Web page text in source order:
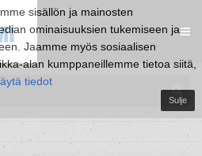
sisällön ja mainosten
ominaisuuksien tukemiseen ja
Jaamme myös sosiaalisen
alan kumppaneillemme tietoa siitä,
tiedot
Sulje